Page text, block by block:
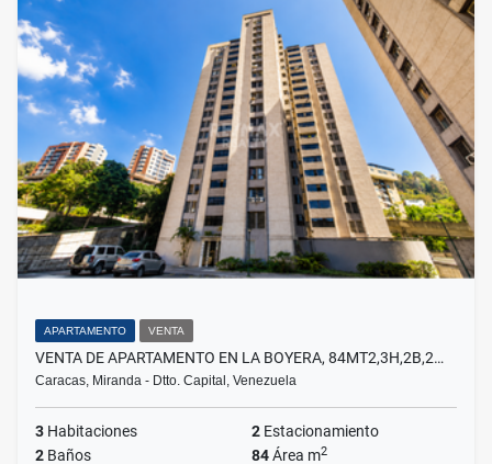
APARTAMENTO VENTA
VENTA DE APARTAMENTO EN LA BOYERA, 84MT2,3H,2B,2…
Caracas, Miranda - Dtto. Capital, Venezuela
3 Habitaciones 2 Estacionamiento
2 Baños 84Área m2